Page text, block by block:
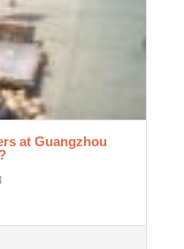
at Guangzhou